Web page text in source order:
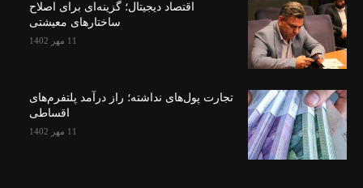
اقتصاد دیجیتال؛ گزینه‌ای برای اصلاح
ساختارهای معیشتی
11 مهر 1402
تجارت پول‌های نداشته؛ راز درآمد پلتفرم‌های
اقساطی
11 مهر 1402